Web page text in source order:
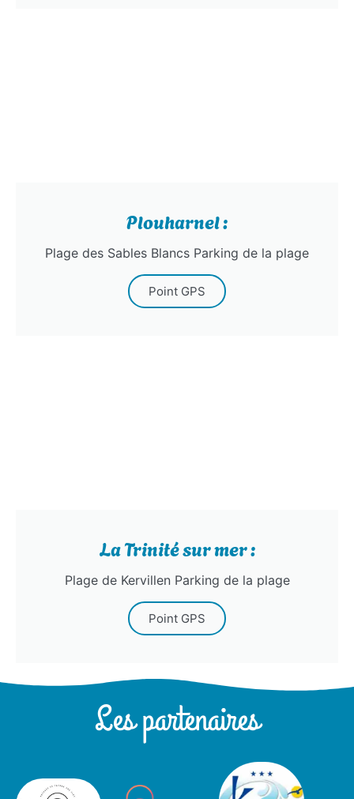
Plouharnel :
Plage des Sables Blancs Parking de la plage
Point GPS
La Trinité sur mer :
Plage de Kervillen Parking de la plage
Point GPS
Les partenaires